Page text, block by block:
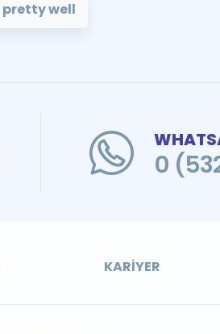
pretty well
0
KARIYER